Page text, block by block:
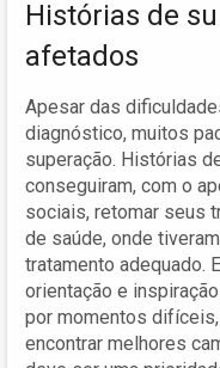
Histórias de
afetados
Apesar das
diagnóstico, muitos
superação. Histórias
conseguiram, com o
sociais, retomar seus
de saúde, onde
tratamento adequado.
orientação e
por momentos
encontrar melhores